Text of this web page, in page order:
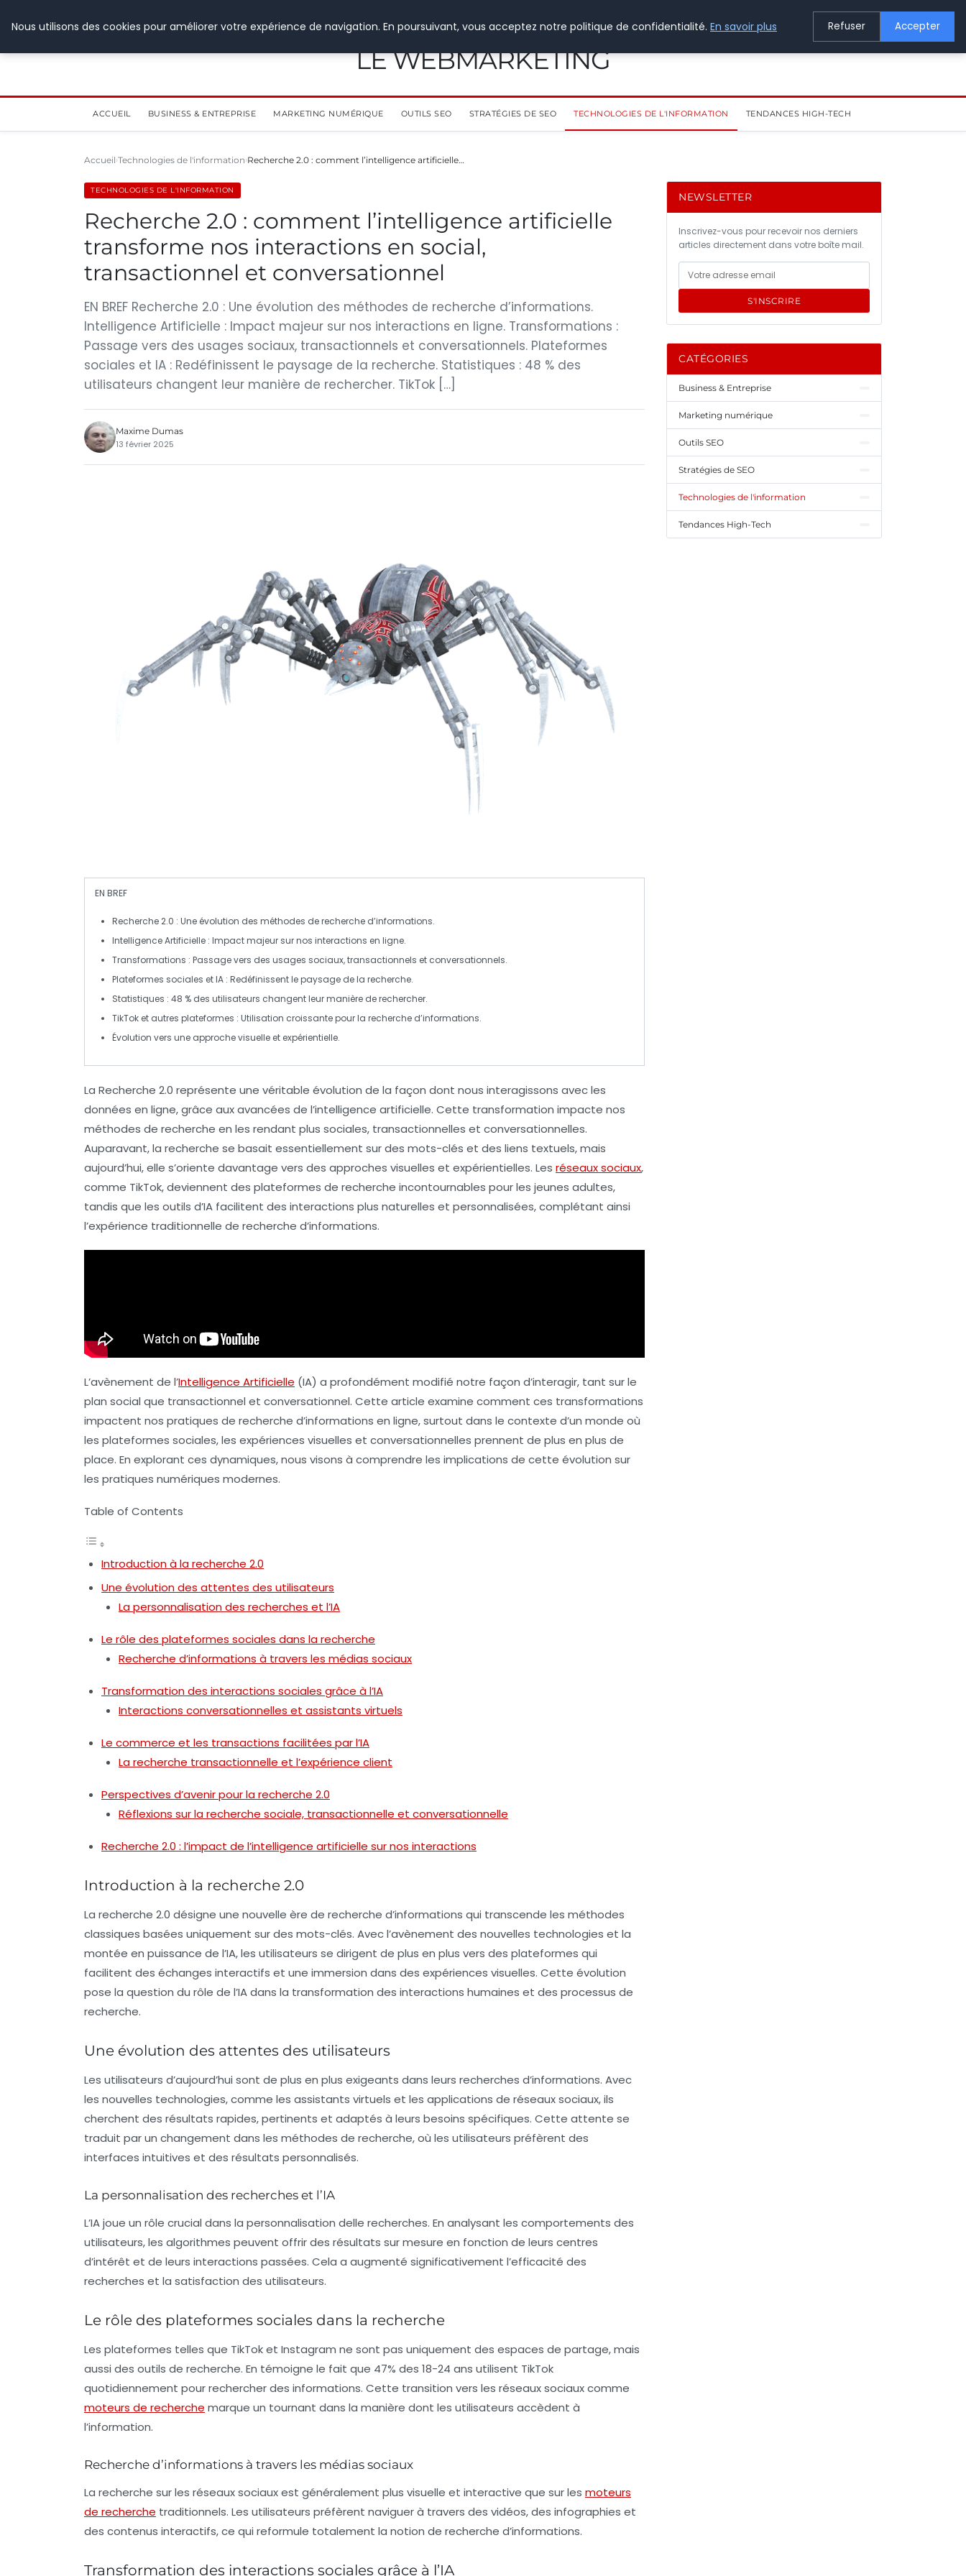
LE WEBMARKETING
ACCUEIL BUSINESS & ENTREPRISE MARKETING NUMÉRIQUE OUTILS SEO STRATÉGIES DE SEO TECHNOLOGIES DE L'INFORMATION TENDANCES HIGH-TECH
Accueil Technologies de l'information Recherche 2.0 : comment l’intelligence artificielle…
TECHNOLOGIES DE L'INFORMATION
Recherche 2.0 : comment l’intelligence artificielle
transforme nos interactions en social,
transactionnel et conversationnel
EN BREF Recherche 2.0 : Une évolution des méthodes de recherche d’informations.
Intelligence Artificielle : Impact majeur sur nos interactions en ligne. Transformations :
Passage vers des usages sociaux, transactionnels et conversationnels. Plateformes
sociales et IA : Redéfinissent le paysage de la recherche. Statistiques : 48 % des
utilisateurs changent leur manière de rechercher. TikTok […]
Maxime Dumas
13 février 2025
EN BREF
Recherche 2.0 : Une évolution des méthodes de recherche d’informations.
Intelligence Artificielle : Impact majeur sur nos interactions en ligne.
Transformations : Passage vers des usages sociaux,transactionnels et conversationnels.
Plateformes sociales etIA : Redéfinissent le paysage de la recherche.
Statistiques : 48 % des utilisateurs changent leur manière de rechercher.
TikTok et autres plateformes : Utilisation croissante pour la recherche d’informations.
Évolution vers une approchevisuelle et expérientielle.
La Recherche 2.0 représente une véritable évolution de la façon dont nous interagissons avec les
données en ligne, grâce aux avancées de l’intelligence artificielle. Cette transformation impacte nos
méthodes de recherche en les rendant plus sociales, transactionnelles et conversationnelles.
Auparavant, la recherche se basait essentiellement sur des mots-clés et des liens textuels, mais
aujourd’hui, elle s’oriente davantage vers des approches visuelles et expérientielles. Les réseaux sociaux,
comme TikTok, deviennent des plateformes de recherche incontournables pour les jeunes adultes,
tandis que les outils d’IA facilitent des interactions plus naturelles et personnalisées, complétant ainsi
l’expérience traditionnelle de recherche d’informations.
L’avènement de l’Intelligence Artificielle (IA) a profondément modifié notre façon d’interagir, tant sur le
plan social que transactionnel et conversationnel. Cette article examine comment ces transformations
impactent nos pratiques de recherche d’informations en ligne, surtout dans le contexte d’un monde où
les plateformes sociales, les expériences visuelles et conversationnelles prennent de plus en plus de
place. En explorant ces dynamiques, nous visons à comprendre les implications de cette évolution sur
les pratiques numériques modernes.
Table of Contents
Introduction à la recherche 2.0
Une évolution des attentes des utilisateurs
La personnalisation des recherches et l’IA
Le rôle des plateformes sociales dans la recherche
Recherche d’informations à travers les médias sociaux
Transformation des interactions sociales grâce à l’IA
Interactions conversationnelles et assistants virtuels
Le commerce et les transactions facilitées par l’IA
La recherche transactionnelle et l’expérience client
Perspectives d’avenir pour la recherche 2.0
Réflexions sur la recherche sociale, transactionnelle et conversationnelle
Recherche 2.0 : l’impact de l’intelligence artificielle sur nos interactions
Introduction à la recherche 2.0
La recherche 2.0 désigne une nouvelle ère de recherche d’informations qui transcende les méthodes
classiques basées uniquement sur des mots-clés. Avec l’avènement des nouvelles technologies et la
montée en puissance de l’IA, les utilisateurs se dirigent de plus en plus vers des plateformes qui
facilitent des échanges interactifs et une immersion dans des expériences visuelles. Cette évolution
pose la question du rôle de l’IA dans la transformation des interactions humaines et des processus de
recherche.
Une évolution des attentes des utilisateurs
Les utilisateurs d’aujourd’hui sont de plus en plus exigeants dans leurs recherches d’informations. Avec
les nouvelles technologies, comme les assistants virtuels et les applications de réseaux sociaux, ils
cherchent des résultats rapides, pertinents et adaptés à leurs besoins spécifiques. Cette attente se
traduit par un changement dans les méthodes de recherche, où les utilisateurs préfèrent des
interfaces intuitives et des résultats personnalisés.
La personnalisation des recherches et l’IA
L’IA joue un rôle crucial dans la personnalisation delle recherches. En analysant les comportements des
utilisateurs, les algorithmes peuvent offrir des résultats sur mesure en fonction de leurs centres
d’intérêt et de leurs interactions passées. Cela a augmenté significativement l’efficacité des
recherches et la satisfaction des utilisateurs.
Le rôle des plateformes sociales dans la recherche
Les plateformes telles que TikToket Instagram ne sont pas uniquement des espaces de partage, mais
aussi des outils de recherche. En témoigne le fait que 47% des 18-24 ans utilisent TikTok
quotidiennement pour rechercher des informations. Cette transition vers les réseaux sociaux comme
moteurs de recherche marque un tournant dans la manière dont les utilisateurs accèdent à
l’information.
Recherche d’informations à travers les médias sociaux
La recherche sur les réseaux sociaux est généralement plus visuelle et interactive que sur les moteurs
de recherche traditionnels. Les utilisateurs préfèrent naviguer à travers des vidéos, des infographies et
des contenus interactifs, ce qui reformule totalement la notion de recherche d’informations.
Transformation des interactions sociales grâce à l’IA
NEWSLETTER
Inscrivez-vous pour recevoir nos derniers
articles directement dans votre boîte mail.
S'INSCRIRE
CATÉGORIES
Business & Entreprise
Marketing numérique
Outils SEO
Stratégies de SEO
Technologies de l'information
Tendances High-Tech
Nous utilisons des cookies pour améliorer votre expérience de navigation. En poursuivant, vous acceptez notre politique de confidentialité. En savoir plus Refuser Accepter